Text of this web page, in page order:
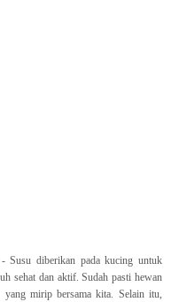
- Susu diberikan pada kucing untuk
sehat dan aktif. Sudah pasti hewan
yang mirip bersama kita. Selain itu,